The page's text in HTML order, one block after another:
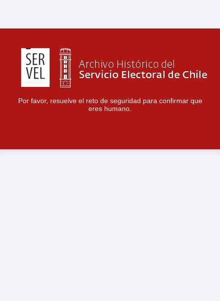
Por favor, resuelve el reto de seguridad para confirmar que
eres humano.